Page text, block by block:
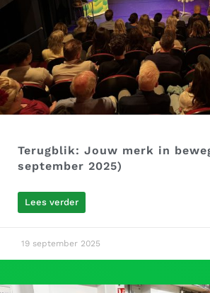
Terugblik: Jouw merk in
september 2025)
Lees verder
19 september 2025